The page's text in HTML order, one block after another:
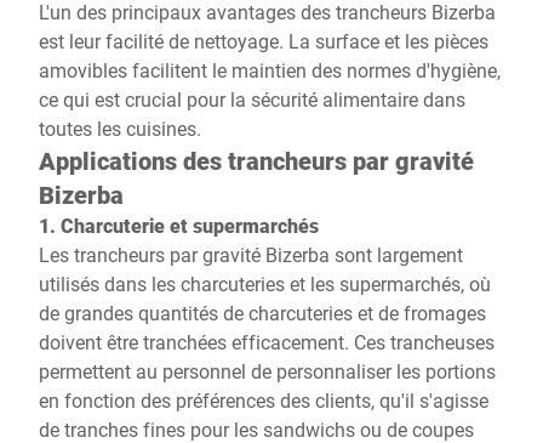
L'un des principaux avantages des trancheurs Bizerba
est leur facilité de nettoyage. La surface et les pièces
amovibles facilitent le maintien des normes d'hygiène,
ce qui est crucial pour la sécurité alimentaire dans
toutes les cuisines.
Applications des trancheurs par gravité
Bizerba
1. Charcuterie et supermarchés
Les trancheurs par gravité Bizerba sont largement
utilisés dans les charcuteries et les supermarchés, où
de grandes quantités de charcuteries et de fromages
doivent être tranchées efficacement. Ces trancheuses
permettent au personnel de personnaliser les portions
en fonction des préférences des clients, qu'il s'agisse
de tranches fines pour les sandwichs ou de coupes